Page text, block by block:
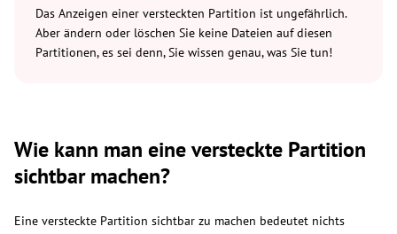
Das Anzeigen einer versteckten Partition ist ungefährlich.
Aber ändern oder löschen Sie keine Dateien auf diesen
Partitionen, es sei denn, Sie wissen genau, was Sie tun!
Wie kann man eine versteckte Partition
sichtbar machen?
Eine versteckte Partition sichtbar zu machen bedeutet nichts